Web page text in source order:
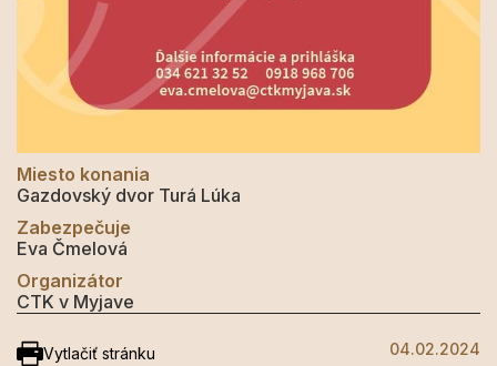
Miesto konania
Gazdovský dvor Turá Lúka
Zabezpečuje
Eva Čmelová
Organizátor
CTK v Myjave
Vytlačiť stránku 04.02.2024